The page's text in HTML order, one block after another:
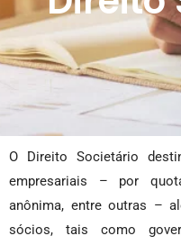
O Direito Societário
empresariais – por
anônima, entre outras –
sócios, tais como